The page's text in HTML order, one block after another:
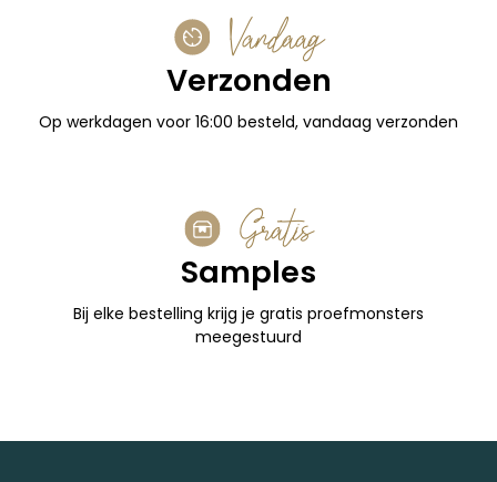
Vandaag
Verzonden
Op werkdagen voor 16:00 besteld, vandaag verzonden
Gratis
Samples
Bij elke bestelling krijg je gratis proefmonsters
meegestuurd